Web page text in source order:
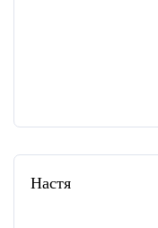
Настя